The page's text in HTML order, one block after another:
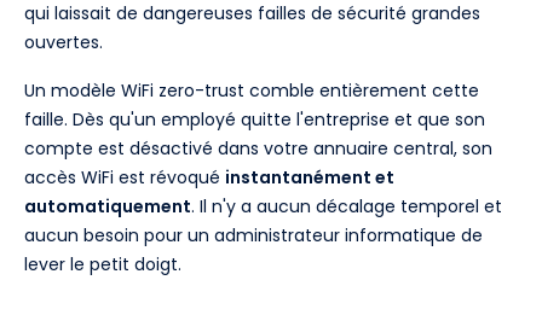
qui laissait de dangereuses failles de sécurité grandes
ouvertes.
Un modèle WiFi zero-trust comble entièrement cette
faille. Dès qu'un employé quitte l'entreprise et que son
compte est désactivé dans votre annuaire central, son
accès WiFi est révoqué instantanément et
automatiquement. Il n'y a aucun décalage temporel et
aucun besoin pour un administrateur informatique de
lever le petit doigt.